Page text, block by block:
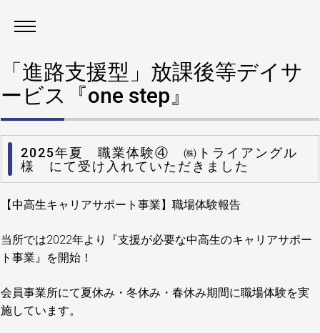
「進路支援型」放課後等デイサ
ービス『one step』
2025年夏 職業体験④ ㈱トライアングル
様 にて受け入れていただきました
【中高生キャリアサポート事業】職場体験報告
当所では2022年より『支援が必要な中高生のキャリアサポー
ト事業』を開始！
会員事業所にて夏休み・冬休み・春休み期間に職場体験を実
施しています。